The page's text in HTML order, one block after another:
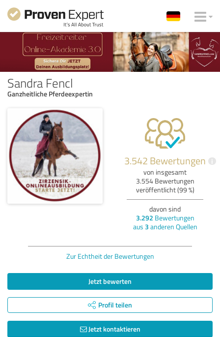
Sandra Fencl
Ganzheitliche Pferdeexpertin
3.542 Bewertungen i
von insgesamt
3.554 Bewertungen
veröffentlicht (99 %)
davon sind
3.292 Bewertungen
aus 3 anderen Quellen
Zur Echtheit der Bewertungen
Jetzt bewerten
Profil teilen
Jetzt kontaktieren